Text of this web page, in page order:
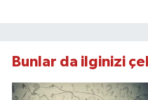
Bunlar da ilginizi